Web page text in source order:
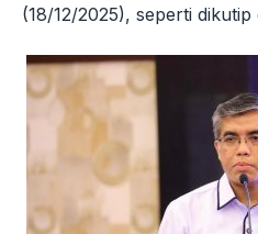
(18/12/2025), seperti dikutip